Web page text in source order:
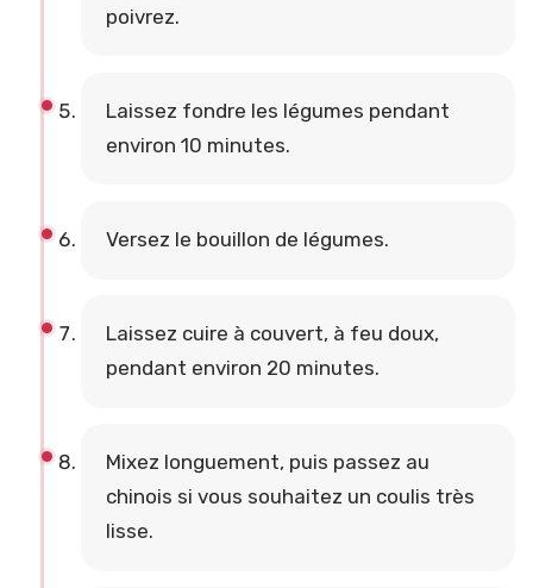
poivrez.
Laissez fondre les légumes pendant
environ 10 minutes.
Versez le bouillon de légumes.
Laissez cuire à couvert, à feu doux,
pendant environ 20 minutes.
Mixez longuement, puis passez au
chinois si vous souhaitez un coulis très
lisse.